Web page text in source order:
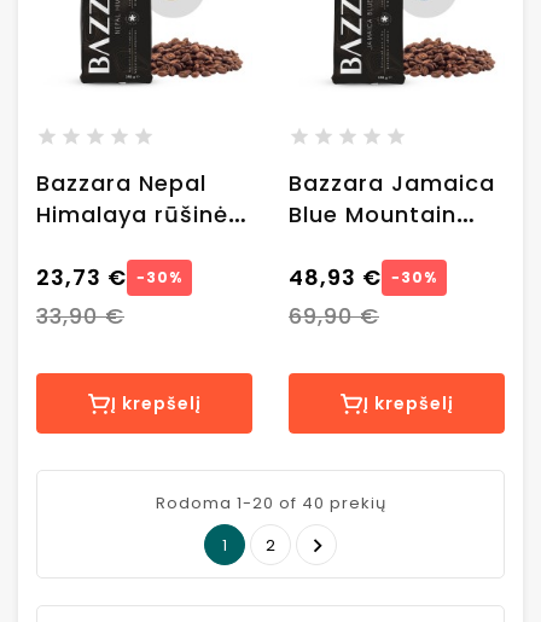
Bazzara Nepal
Himalaya rūšinės
pupelės, 0.250 kg
23,73 € −30%
33,90 €
Į krepšelį
Bazzara Jamaica
Blue Mountain
kavos pupelės,
0.250 kg
48,93 € −30%
69,90 €
Į krepšelį
Rodoma 1-20 of 40 prekių
1
2 